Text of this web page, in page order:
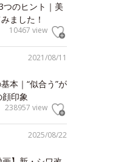
つのヒント｜美
ました！
10467 view
2021/08/11
本｜“似合う”が
顔印象
238957 view
2025/08/22